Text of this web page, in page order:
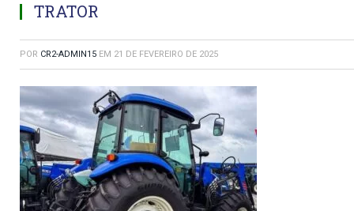
TRATOR
POR CR2-ADMIN15 EM 21 DE FEVEREIRO DE 2025